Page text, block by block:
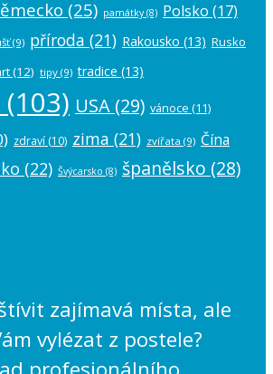
(25) památky(8) Polsko (17)
(9) příroda (21) Rakousko (13) Rusko
(12) tipy (9) tradice (13)
(103) USA (29) vánoce (11)
zdraví (10) zima (21) zvířata (9) Čína
(22) Švýcarsko (8) španělsko (28)
zajímavá místa, ale
vylézat z postele?